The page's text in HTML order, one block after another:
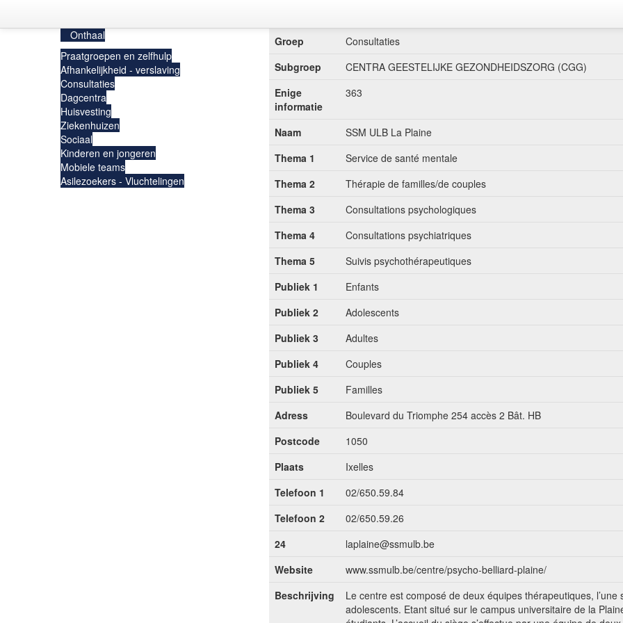
Onthaal
Praatgroepen en zelfhulp
Afhankelijkheid - verslaving
Consultaties
Dagcentra
Huisvesting
Ziekenhuizen
Sociaal
Kinderen en jongeren
Mobiele teams
Asilezoekers - Vluchtelingen
Groep
Consultaties
Subgroep
CENTRA GEESTELIJKE GEZONDHEIDSZORG (CGG)
Enige
informatie
363
Naam
SSM ULB La Plaine
Thema 1
Service de santé mentale
Thema 2
Thérapie de familles/de couples
Thema 3
Consultations psychologiques
Thema 4
Consultations psychiatriques
Thema 5
Suivis psychothérapeutiques
Publiek 1
Enfants
Publiek 2
Adolescents
Publiek 3
Adultes
Publiek 4
Couples
Publiek 5
Familles
Adress
Boulevard du Triomphe 254 accès 2 Bât. HB
Postcode
1050
Plaats
Ixelles
Telefoon 1
02/650.59.84
Telefoon 2
02/650.59.26
24
laplaine@ssmulb.be
Website
www.ssmulb.be/centre/psycho-belliard-plaine/
Beschrijving
Le centre est composé de deux équipes thérapeutiques, l’une
adolescents. Etant situé sur le campus universitaire de la